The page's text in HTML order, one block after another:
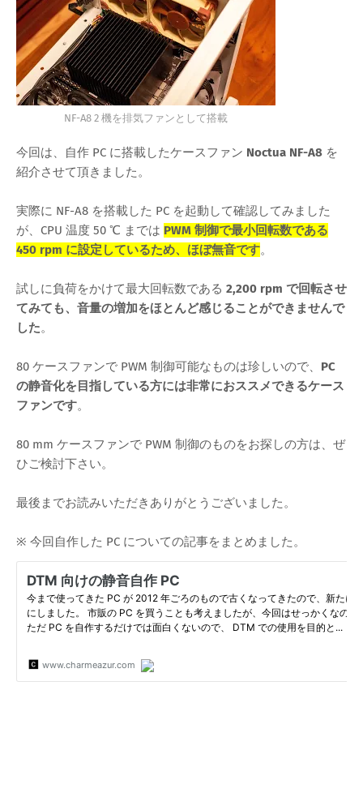
NF-A8 2 機を排気ファンとして搭載
今回は、自作 PC に搭載したケースファン Noctua NF-A8 を
紹介させて頂きました。
実際に NF-A8 を搭載した PC を起動して確認してみました
が、CPU 温度 50 ℃ までは PWM 制御で最小回転数である
450 rpm に設定しているため、ほぼ無音です。
試しに負荷をかけて最大回転数である 2,200 rpm で回転させ
てみても、音量の増加をほとんど感じることができませんで
した。
80 ケースファンで PWM 制御可能なものは珍しいので、 PC
の静音化を目指している方には非常におススメできるケース
ファンです。
80 mm ケースファンで PWM 制御のものをお探しの方は、ぜ
ひご検討下さい。
最後までお読みいただきありがとうございました。
※ 今回自作した PC についての記事をまとめました。